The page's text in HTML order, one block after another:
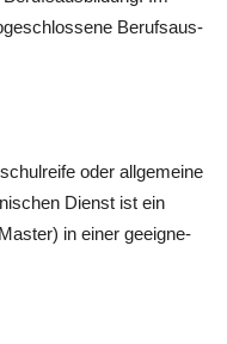
Berufs­aus­
oder all­ge­mei­ne
Dienst ist ein
in einer geeig­ne­